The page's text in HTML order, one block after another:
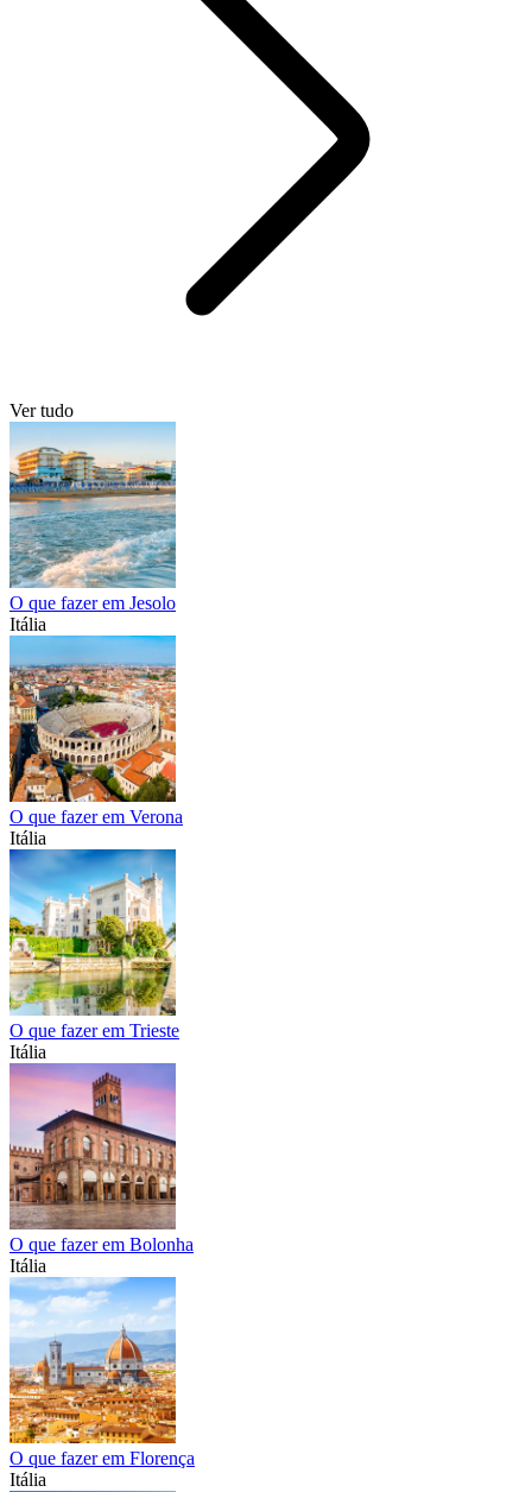
Ver tudo
O que fazer em Jesolo
Itália
O que fazer em Verona
Itália
O que fazer em Trieste
Itália
O que fazer em Bolonha
Itália
O que fazer em Florença
Itália